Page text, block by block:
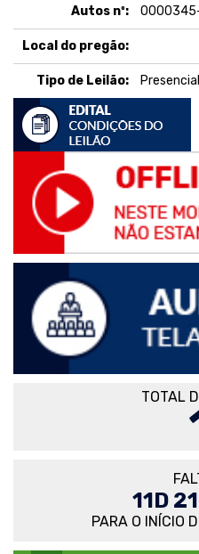
Autos nº:
Local do pregão:
Tipo de Leilão:
TOTAL
11D
PARA O INÍCIO